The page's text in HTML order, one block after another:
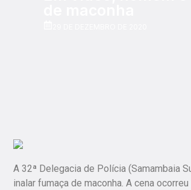
A 32ª Delegacia de Polícia (Samambaia
inalar fumaça de maconha. A cena